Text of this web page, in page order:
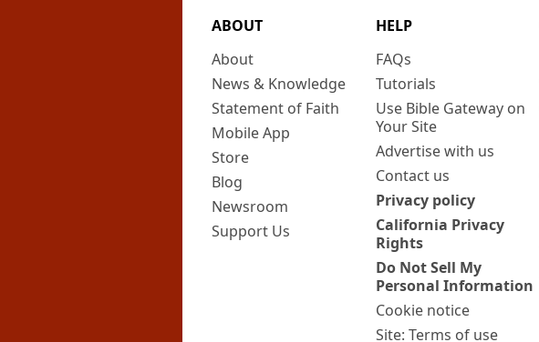
ABOUT
About
News & Knowledge
Statement of Faith
Mobile App
Store
Blog
Newsroom
Support Us
HELP
FAQs
Tutorials
Use Bible Gateway on
Your Site
Advertise with us
Contact us
Privacy policy
California Privacy
Rights
Do Not Sell My
Personal Information
Cookie notice
Site: Terms of use